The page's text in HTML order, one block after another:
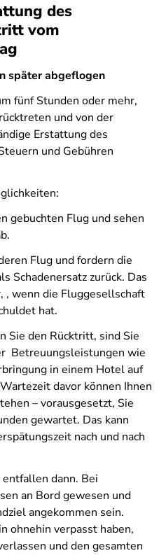
des
vom
später abgeflogen
fünf Stunden oder mehr,
und von der
Erstattung des
und Gebühren
gebuchten Flug und sehen
Flug und fordern die
Schadenersatz zurück. Das
, wenn die Fluggesellschaft
hat.
Sie den Rücktritt, sind Sie
Betreuungsleistungen wie
in einem Hotel auf
davor können Ihnen
– vorausgesetzt, Sie
gewartet. Das kann
nach und nach
dann. Bei
an Bord gewesen und
angekommen sein.
ohnehin verpasst haben,
und den gesamten